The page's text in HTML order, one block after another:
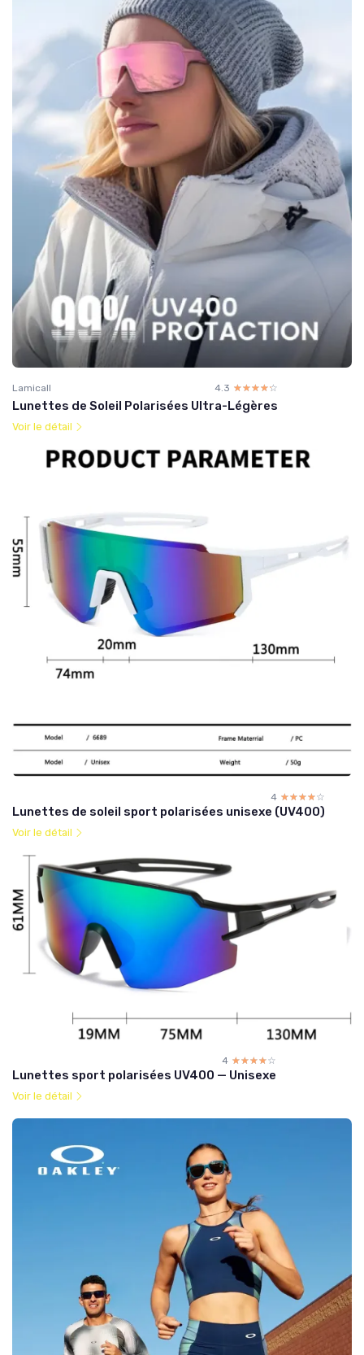
Lamicall 4.3 ☆☆☆☆☆
★★★★★
Lunettes de Soleil Polarisées Ultra-Légères
Voir le détail
4 ☆☆☆☆☆
★★★★★
Lunettes de soleil sport polarisées unisexe (UV400)
Voir le détail
4 ☆☆☆☆☆
★★★★★
Lunettes sport polarisées UV400 — Unisexe
Voir le détail